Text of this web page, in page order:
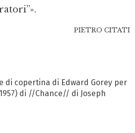
di copertina di Edward Gorey per
di //Chance// di Joseph
PIETRO CITATI